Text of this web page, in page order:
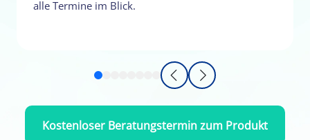
alle Termine im Blick.
Kostenloser Beratungstermin zum Produkt